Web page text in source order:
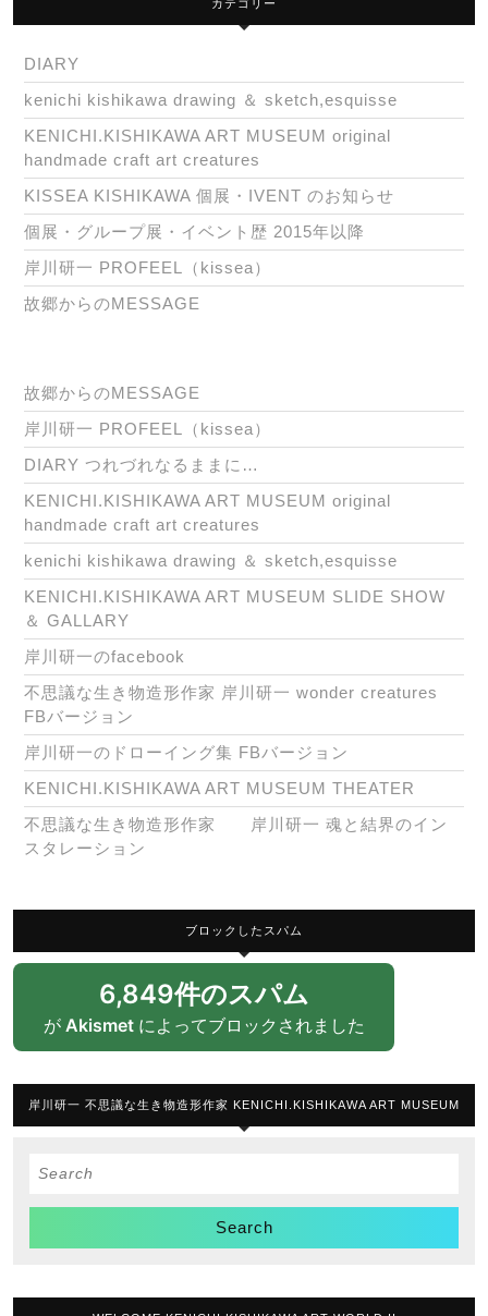
カテゴリー
DIARY
kenichi kishikawa drawing ＆ sketch,esquisse
KENICHI.KISHIKAWA ART MUSEUM original
handmade craft art creatures
KISSEA KISHIKAWA 個展・IVENT のお知らせ
個展・グループ展・イベント歴 2015年以降
岸川研一 PROFEEL（kissea）
故郷からのMESSAGE
故郷からのMESSAGE
岸川研一 PROFEEL（kissea）
DIARY つれづれなるままに…
KENICHI.KISHIKAWA ART MUSEUM original
handmade craft art creatures
kenichi kishikawa drawing ＆ sketch,esquisse
KENICHI.KISHIKAWA ART MUSEUM SLIDE SHOW
＆ GALLARY
岸川研一のfacebook
不思議な生き物造形作家 岸川研一 wonder creatures
FBバージョン
岸川研一のドローイング集 FBバージョン
KENICHI.KISHIKAWA ART MUSEUM THEATER
不思議な生き物造形作家 岸川研一 魂と結界のイン
スタレーション
ブロックしたスパム
6,849件のスパム
が Akismetによってブロックされました
岸川研一 不思議な生き物造形作家 KENICHI.KISHIKAWA ART MUSEUM
Search